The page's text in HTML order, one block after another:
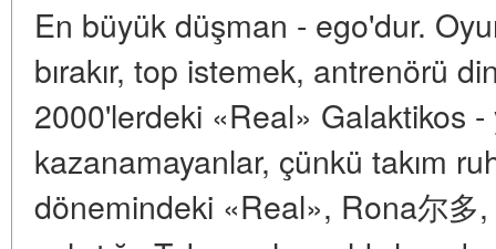
En büyük düşman - ego'dur.
bırakır, top istemek, antrenörü
2000'lerdeki «Real» Galaktikos -
kazanamayanlar, çünkü takım
dönemindeki «Real», Rona尔多